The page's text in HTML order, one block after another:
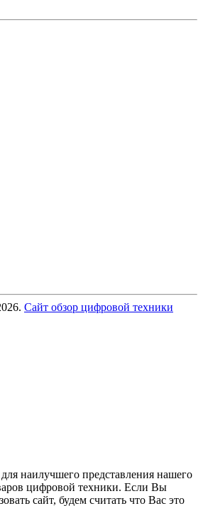
Сайт обзор цифровой техники
наилучшего представления нашего
цифровой техники. Если Вы
сайт, будем считать что Вас это